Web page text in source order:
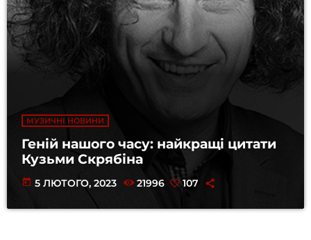
МУЗИЧНІ НОВИНИ
Геній нашого часу: найкращі цитати
Кузьми Скрябіна
today 5 ЛЮТОГО, 2023 21996 107